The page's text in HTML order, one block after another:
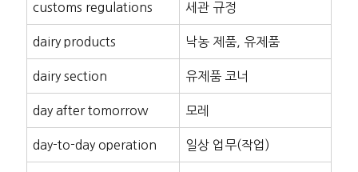
customs regulations 세관 규정
dairy products 낙농 제품, 유제품
dairy section 유제품 코너
day after tomorrow 모레
day-to-day operation 일상 업무(작업)